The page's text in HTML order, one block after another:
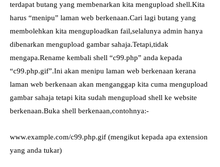
terdapat butang yang membenarkan kita mengupload shell.Kita
harus “menipu” laman web berkenaan.Cari lagi butang yang
membolehkan kita menguploadkan fail,selalunya admin hanya
dibenarkan mengupload gambar sahaja.Tetapi,tidak
mengapa.Rename kembali shell “c99.php” anda kepada
“c99.php.gif”.Ini akan menipu laman web berkenaan kerana
laman web berkenaan akan menganggap kita cuma mengupload
gambar sahaja tetapi kita sudah mengupload shell ke website
berkenaan.Buka shell berkenaan,contohnya:-
www.example.com/c99.php.gif (mengikut kepada apa extension
yang anda tukar)